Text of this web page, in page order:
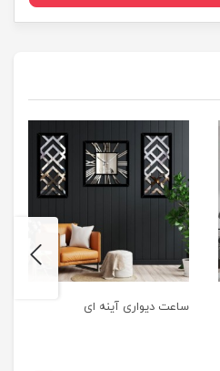
ساعت دیواری آینه ای